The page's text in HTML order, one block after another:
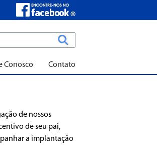
Conosco Contato
de nossos
de seu pai,
a implantação